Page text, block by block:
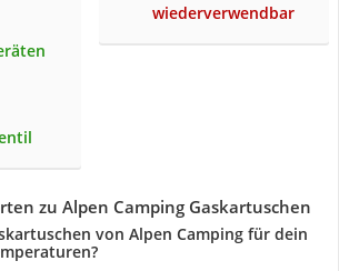
wiederverwendbar
zu Alpen Camping Gaskartuschen
von Alpen Camping für dein